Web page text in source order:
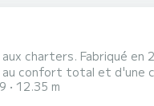
charters. Fabriqué en
passer des vacances
12.35 m